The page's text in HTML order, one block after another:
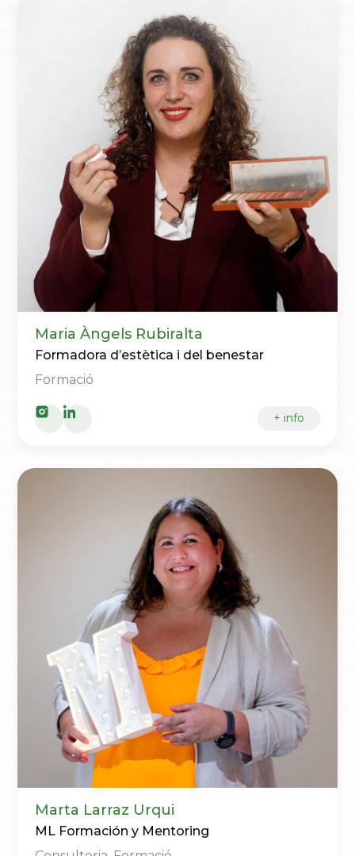
Maria Àngels Rubiralta
Formadora d’estètica i del benestar
Formació
+ info
Marta Larraz Urqui
ML Formación y Mentoring